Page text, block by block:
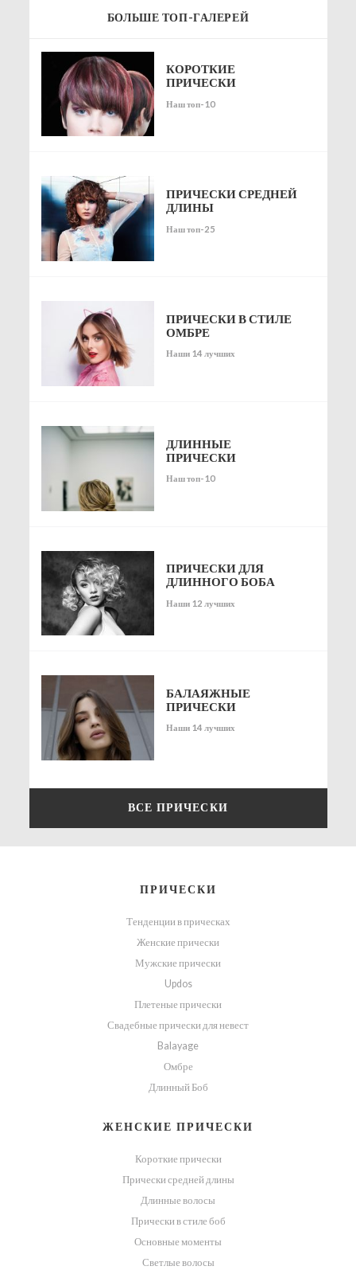
БОЛЬШЕ ТОП-ГАЛЕРЕЙ
КОРОТКИЕ
ПРИЧЕСКИ
Наш топ-10
ПРИЧЕСКИ СРЕДНЕЙ
ДЛИНЫ
Наш топ-25
ПРИЧЕСКИ В СТИЛЕ
ОМБРЕ
Наши 14 лучших
ДЛИННЫЕ
ПРИЧЕСКИ
Наш топ-10
ПРИЧЕСКИ ДЛЯ
ДЛИННОГО БОБА
Наши 12 лучших
БАЛАЯЖНЫЕ
ПРИЧЕСКИ
Наши 14 лучших
ВСЕ ПРИЧЕСКИ
ПРИЧЕСКИ
Тенденции в прическах
Женские прически
Мужские прически
Updos
Плетеные прически
Свадебные прически для невест
Balayage
Омбре
Длинный Боб
ЖЕНСКИЕ ПРИЧЕСКИ
Короткие прически
Прически средней длины
Длинные волосы
Прически в стиле боб
Основные моменты
Светлые волосы